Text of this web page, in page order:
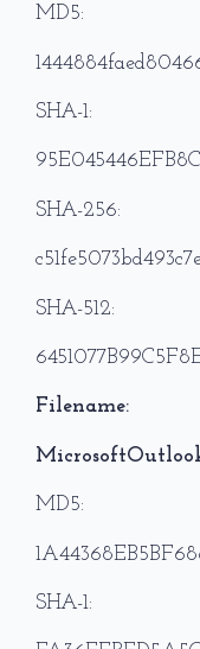
MD5:
SHA-1:
SHA-256:
SHA-512:
Filename:
MD5:
SHA-1: